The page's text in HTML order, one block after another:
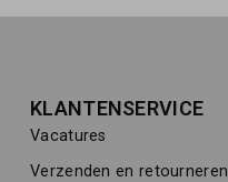
KLANTENSERVICE
Vacatures
Verzenden en retourneren